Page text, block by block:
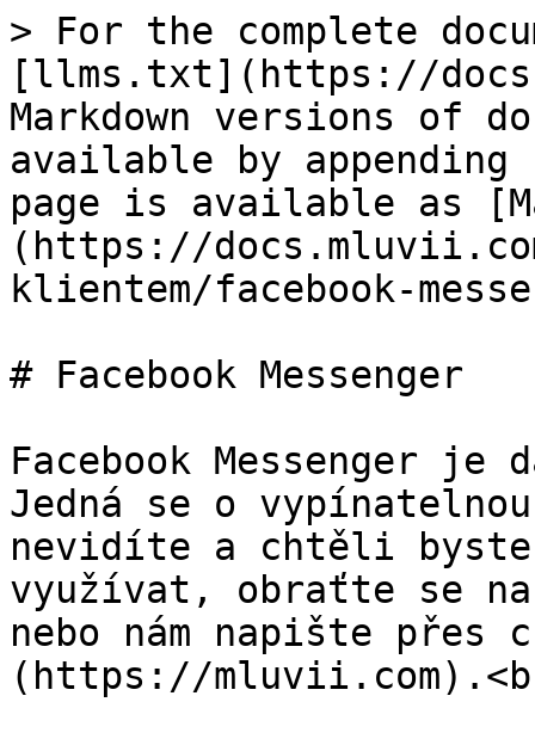
> For the complete
[llms.txt](https://
Markdown versions of
available by
page is available as
(https://
klientem/facebook-
# Facebook Messenger
Facebook Messenger
Jedná se o
nevidíte a chtěli byste
využívat, obraťte se na
nebo nám napište přes
(https://